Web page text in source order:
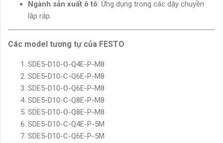
Ngành sản xuất ô tô: Ứng dụng trong các dây chuyền
lắp ráp.
Các model tương tự của FESTO
SDE5-D10-O-Q4E-P-M8
SDE5-D10-C-Q6E-P-M8
SDE5-D10-O-Q6E-P-M8
SDE5-D10-C-Q8E-P-M8
SDE5-D10-O-Q8E-P-M8
SDE5-D10-C-Q4E-P-5M
SDE5-D10-C-Q6E-P-5M